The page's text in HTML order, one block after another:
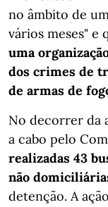
no âmbito de
vários meses" e
uma
dos crimes de
de armas de
No decorrer da
a cabo pelo
realizadas 43
não
detenção. A